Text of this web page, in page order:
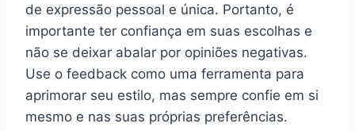
de expressão pessoal e única. Portanto, é
importante ter confiança em suas escolhas e
não se deixar abalar por opiniões negativas.
Use o feedback como uma ferramenta para
aprimorar seu estilo, mas sempre confie em si
mesmo e nas suas próprias preferências.